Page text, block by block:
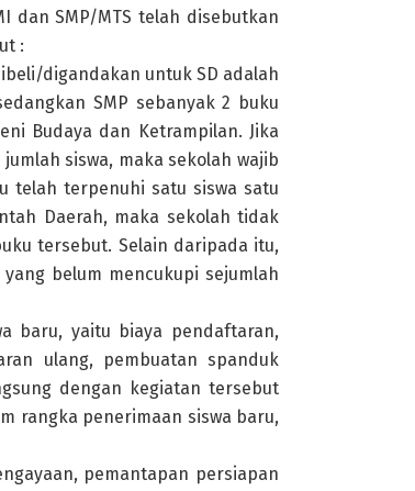
dan SMP/MTS telah disebutkan
:
digandakan untuk SD adalah
SMP sebanyak 2 buku
Budaya dan Ketrampilan. Jika
siswa, maka sekolah wajib
telah terpenuhi satu siswa satu
Daerah, maka sekolah tidak
tersebut. Selain daripada itu,
belum mencukupi sejumlah
baru, yaitu biaya pendaftaran,
ulang, pembuatan spanduk
dengan kegiatan tersebut
rangka penerimaan siswa baru,
pemantapan persiapan